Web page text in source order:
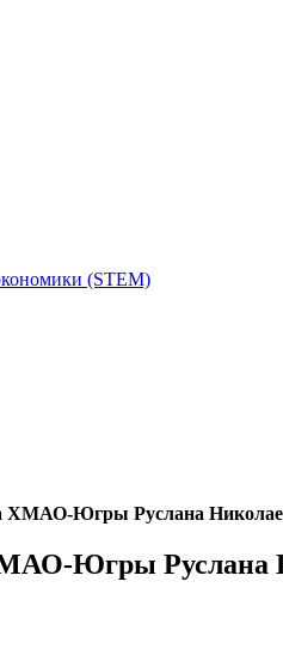
(STEM)
ХМАО-Югры Руслана
Югры Руслана